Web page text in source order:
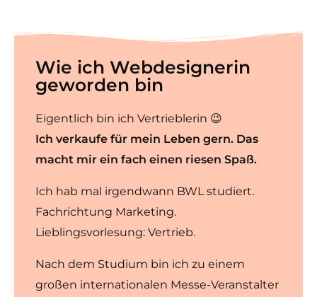
Wie ich Webdesignerin
geworden bin
Eigentlich bin ich Vertrieblerin 😉
Ich verkaufe für mein Leben gern. Das
macht mir ein fach einen riesen Spaß.
Ich hab mal irgendwann BWL studiert.
Fachrichtung Marketing.
Lieblingsvorlesung: Vertrieb.
Nach dem Studium bin ich zu einem
großen internationalen Messe-Veranstalter